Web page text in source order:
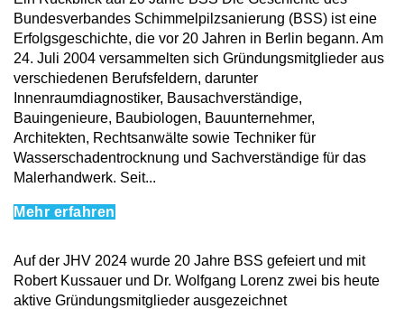
Bundesverbandes Schimmelpilzsanierung (BSS) ist eine
Erfolgsgeschichte, die vor 20 Jahren in Berlin begann. Am
24. Juli 2004 versammelten sich Gründungsmitglieder aus
verschiedenen Berufsfeldern, darunter
Innenraumdiagnostiker, Bausachverständige,
Bauingenieure, Baubiologen, Bauunternehmer,
Architekten, Rechtsanwälte sowie Techniker für
Wasserschadentrocknung und Sachverständige für das
Malerhandwerk. Seit...
Mehr erfahren
Auf der JHV 2024 wurde 20 Jahre BSS gefeiert und mit
Robert Kussauer und Dr. Wolfgang Lorenz zwei bis heute
aktive Gründungsmitglieder ausgezeichnet